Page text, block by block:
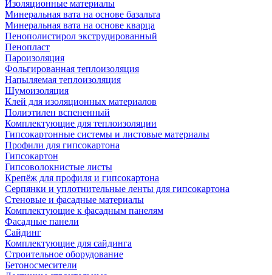
Изоляционные материалы
Минеральная вата на основе базальта
Минеральная вата на основе кварца
Пенополистирол экструдированный
Пенопласт
Пароизоляция
Фольгированная теплоизоляция
Напыляемая теплоизоляция
Шумоизоляция
Клей для изоляционных материалов
Полиэтилен вспененный
Комплектующие для теплоизоляции
Гипсокартонные системы и листовые материалы
Профили для гипсокартона
Гипсокартон
Гипсоволокнистые листы
Крепёж для профиля и гипсокартона
Серпянки и уплотнительные ленты для гипсокартона
Стеновые и фасадные материалы
Комплектующие к фасадным панелям
Фасадные панели
Сайдинг
Комплектующие для сайдинга
Строительное оборудование
Бетоносмесители